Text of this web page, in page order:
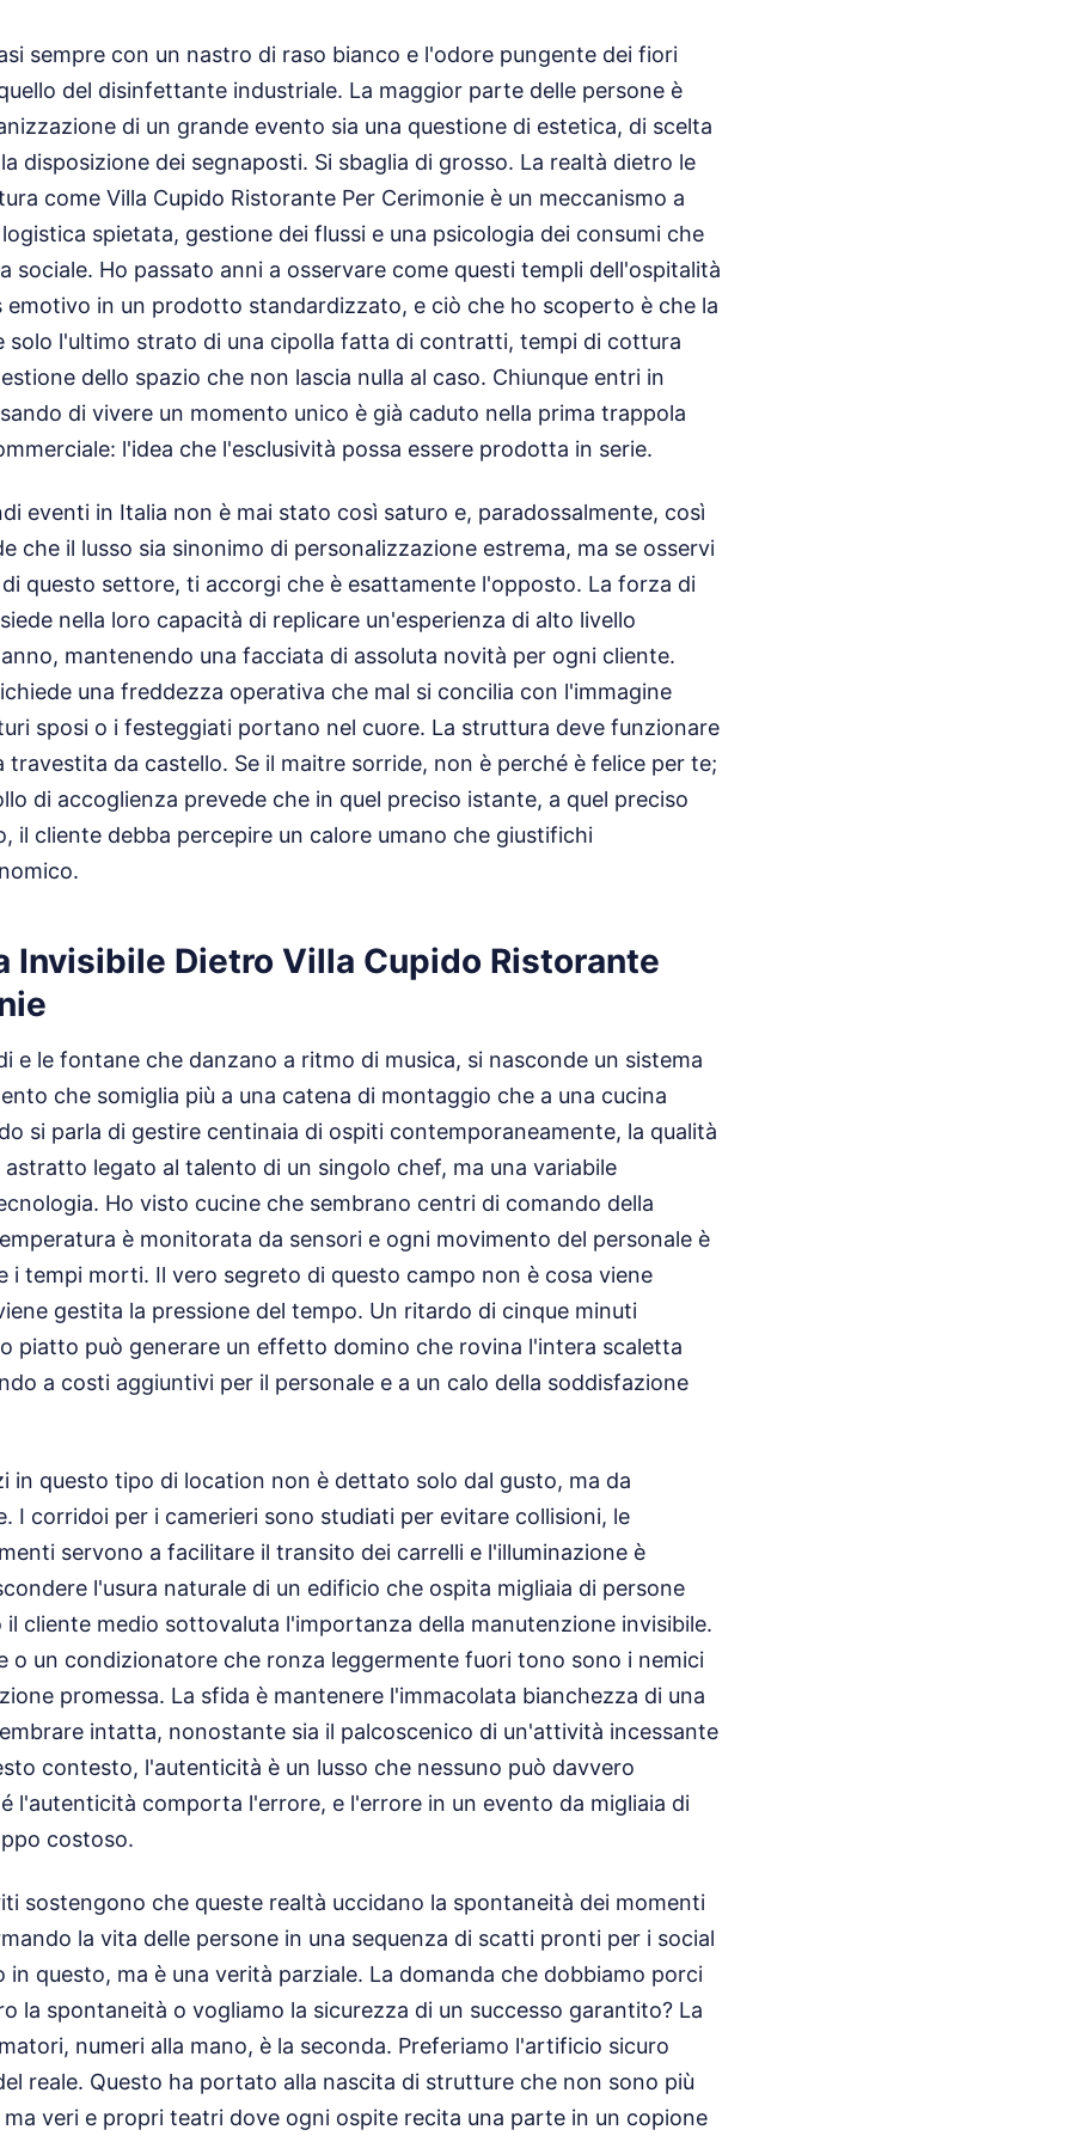
sempre con un nastro di raso bianco e l'odore pungente dei fiori
del disinfettante industriale. La maggior parte delle persone è
di un grande evento sia una questione di estetica, di scelta
disposizione dei segnaposti. Si sbaglia di grosso. La realtà dietro le
come Villa Cupido Ristorante Per Cerimonie è un meccanismo a
spietata, gestione dei flussi e una psicologia dei consumi che
sociale. Ho passato anni a osservare come questi templi dell'ospitalità
in un prodotto standardizzato, e ciò che ho scoperto è che la
solo l'ultimo strato di una cipolla fatta di contratti, tempi di cottura
dello spazio che non lascia nulla al caso. Chiunque entri in
di vivere un momento unico è già caduto nella prima trappola
l'idea che l'esclusività possa essere prodotta in serie.
eventi in Italia non è mai stato così saturo e, paradossalmente, così
che il lusso sia sinonimo di personalizzazione estrema, ma se osservi
questo settore, ti accorgi che è esattamente l'opposto. La forza di
nella loro capacità di replicare un'esperienza di alto livello
mantenendo una facciata di assoluta novità per ogni cliente.
una freddezza operativa che mal si concilia con l'immagine
sposi o i festeggiati portano nel cuore. La struttura deve funzionare
travestita da castello. Se il maitre sorride, non è perché è felice per te;
di accoglienza prevede che in quel preciso istante, a quel preciso
il cliente debba percepire un calore umano che giustifichi
Invisibile Dietro Villa Cupido Ristorante
e le fontane che danzano a ritmo di musica, si nasconde un sistema
che somiglia più a una catena di montaggio che a una cucina
si parla di gestire centinaia di ospiti contemporaneamente, la qualità
legato al talento di un singolo chef, ma una variabile
Ho visto cucine che sembrano centri di comando della
è monitorata da sensori e ogni movimento del personale è
i tempi morti. Il vero segreto di questo campo non è cosa viene
gestita la pressione del tempo. Un ritardo di cinque minuti
piatto può generare un effetto domino che rovina l'intera scaletta
a costi aggiuntivi per il personale e a un calo della soddisfazione
in questo tipo di location non è dettato solo dal gusto, ma da
I corridoi per i camerieri sono studiati per evitare collisioni, le
servono a facilitare il transito dei carrelli e l'illuminazione è
l'usura naturale di un edificio che ospita migliaia di persone
il cliente medio sottovaluta l'importanza della manutenzione invisibile.
o un condizionatore che ronza leggermente fuori tono sono i nemici
promessa. La sfida è mantenere l'immacolata bianchezza di una
intatta, nonostante sia il palcoscenico di un'attività incessante
contesto, l'autenticità è un lusso che nessuno può davvero
l'autenticità comporta l'errore, e l'errore in un evento da migliaia di
costoso.
sostengono che queste realtà uccidano la spontaneità dei momenti
la vita delle persone in una sequenza di scatti pronti per i social
in questo, ma è una verità parziale. La domanda che dobbiamo porci
la spontaneità o vogliamo la sicurezza di un successo garantito? La
numeri alla mano, è la seconda. Preferiamo l'artificio sicuro
reale. Questo ha portato alla nascita di strutture che non sono più
veri e propri teatri dove ogni ospite recita una parte in un copione